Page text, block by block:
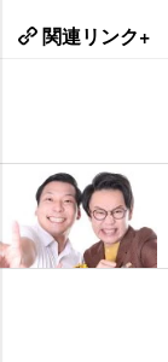
関連リンク+